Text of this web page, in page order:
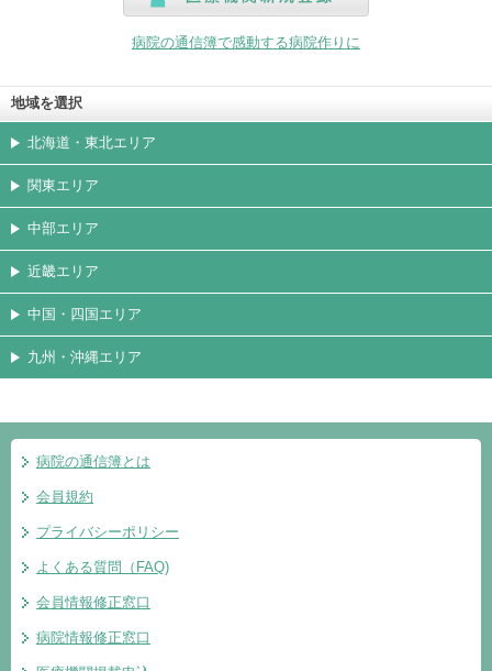
病院の通信簿で感動する病院作りに
地域を選択
北海道・東北エリア
関東エリア
中部エリア
近畿エリア
中国・四国エリア
九州・沖縄エリア
病院の通信簿とは
会員規約
プライバシーポリシー
よくある質問（FAQ)
会員情報修正窓口
病院情報修正窓口